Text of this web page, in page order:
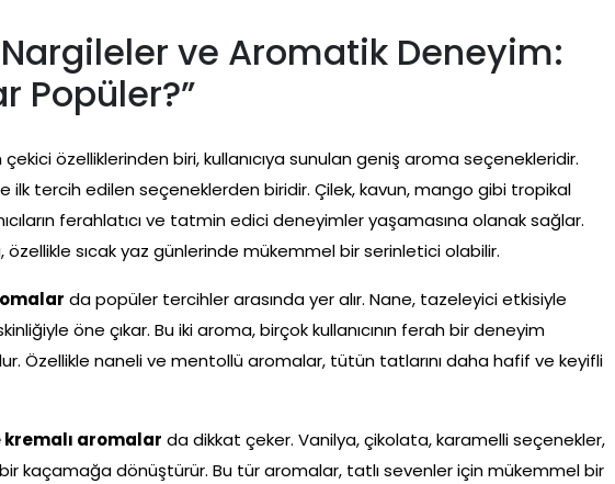
ve Aromatik Deneyim:
Popüler?”
özelliklerinden biri, kullanıcıya sunulan geniş aroma seçenekleridir.
ilk tercih edilen seçeneklerden biridir. Çilek, kavun, mango gibi tropikal
ferahlatıcı ve tatmin edici deneyimler yaşamasına olanak sağlar.
özellikle sıcak yaz günlerinde mükemmel bir serinletici olabilir.
da popüler tercihler arasında yer alır. Nane, tazeleyici etkisiyle
öne çıkar. Bu iki aroma, birçok kullanıcının ferah bir deneyim
Özellikle naneli ve mentollü aromalar, tütün tatlarını daha hafif ve keyifli
kremalı aromalar da dikkat çeker. Vanilya, çikolata, karamelli seçenekler,
kaçamağa dönüştürür. Bu tür aromalar, tatlı sevenler için mükemmel bir